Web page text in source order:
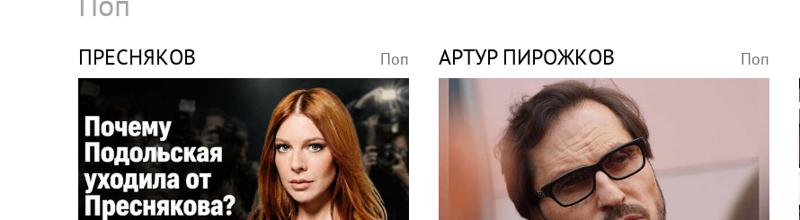
ПРЕСНЯКОВ Поп АРТУР ПИРОЖКОВ Поп